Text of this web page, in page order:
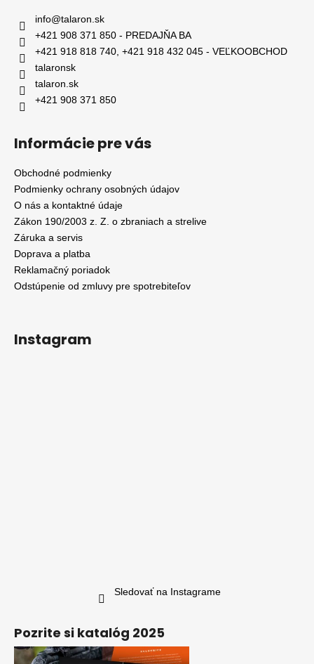
info@talaron.sk
+421 908 371 850 - PREDAJŇA BA
+421 918 818 740, +421 918 432 045 - VEĽKOOBCHOD
talaronsk
talaron.sk
+421 908 371 850
Informácie pre vás
Obchodné podmienky
Podmienky ochrany osobných údajov
O nás a kontaktné údaje
Zákon 190/2003 z. Z. o zbraniach a strelive
Záruka a servis
Doprava a platba
Reklamačný poriadok
Odstúpenie od zmluvy pre spotrebiteľov
Instagram
Sledovať na Instagrame
Pozrite si katalóg 2025